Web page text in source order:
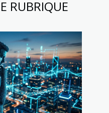
RUBRIQUE